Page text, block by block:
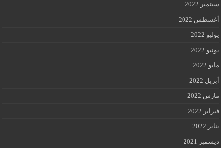
سبتمبر 2022
أغسطس 2022
يوليو 2022
يونيو 2022
مايو 2022
أبريل 2022
مارس 2022
فبراير 2022
يناير 2022
ديسمبر 2021